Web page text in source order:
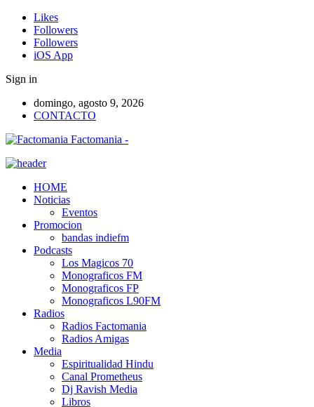
Likes
Followers
Followers
iOS App
Sign in
domingo, agosto 9, 2026
CONTACTO
Factomania -
HOME
Noticias
Eventos
Promocion
bandas indiefm
Podcasts
Los Magicos 70
Monograficos FM
Monograficos FP
Monograficos L90FM
Radios
Radios Factomania
Radios Amigas
Media
Espiritualidad Hindu
Canal Prometheus
Dj Ravish Media
Libros